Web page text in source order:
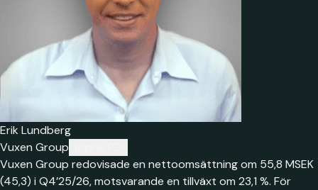
Erik Lundberg
Vuxen Group
Vuxen Group redovisade en nettoomsättning om 55,8 MSEK
(45,3) i Q4’25/26, motsvarande en tillväxt om 23,1 %. För